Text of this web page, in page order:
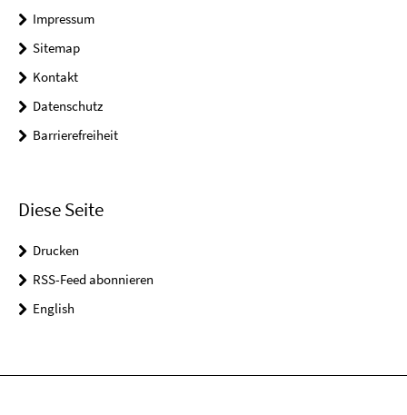
Impressum
Sitemap
Kontakt
Datenschutz
Barrierefreiheit
Diese Seite
Drucken
RSS-Feed abonnieren
English